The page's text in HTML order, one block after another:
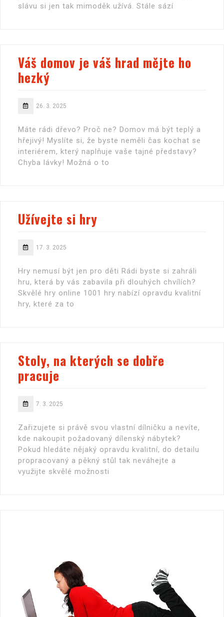
slávu si jen tak mimoděk užívá. Stále sází
Váš domov je váš hrad mějte ho
hezký
26. 3. 2025
Máte rádi dřevo? Proč ne? Domov má být teplý a
hřejivý! Myslíte si, že byste neměli čas kochat se
interiérem, který naplňuje vaše tajné představy?
Chyba lávky! Možná o to
Užívejte si hry
17. 3. 2025
Hry nemusí být jen pro děti Rádi byste si zahráli
hru, která by vás zabavila při dlouhých chvílích?
Skvělé hry online 1001 hry nabízí opravdu kvalitní
hry, které za to
Stoly, na kterých se dobře
pracuje
7. 3. 2025
Zařizujete si právě svou vlastní dílničku a nevíte,
kde nakoupit požadovaný dílenský nábytek?
Pokud hledáte nějaký opravdu kvalitní, do detailu
propracovaný a pěkný stůl tak neváhejte a
využijte skvělé možnosti